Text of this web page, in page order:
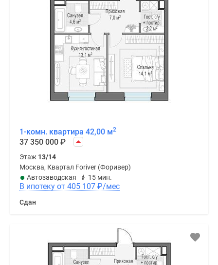
1-комн. квартира 42,00 м2
37 350 000 ₽
Этаж 13/14
Москва, Квартал Foriver (Форивер)
Автозаводская
15 мин.
В ипотеку от 405 107 ₽/мес
Сдан